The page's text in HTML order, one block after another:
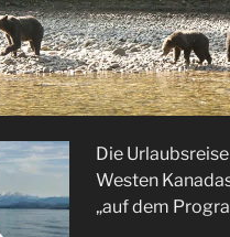
Die
Westen
„auf dem